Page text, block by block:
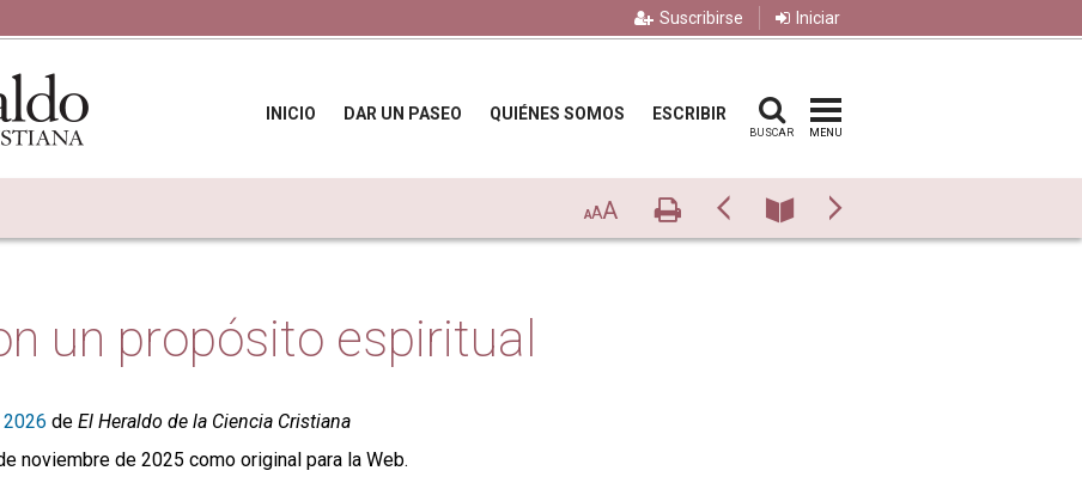
Suscribirse Iniciar
INICIO DAR UN PASEO QUIÉNES SOMOS ESCRIBIR
BUSCAR MENU
AAA ImprimirPrevio NúmeroSiguiente
un propósito espiritual
de El Heraldo de la Ciencia Cristiana
noviembre de 2025 como original para la Web.